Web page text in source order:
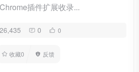
插件扩展收录...
0 0
收藏0 反馈